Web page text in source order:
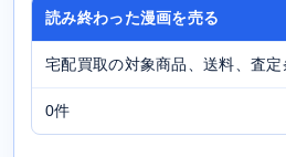
読み終わった漫画を売る
宅配買取の対象商品、送料、査定
0件